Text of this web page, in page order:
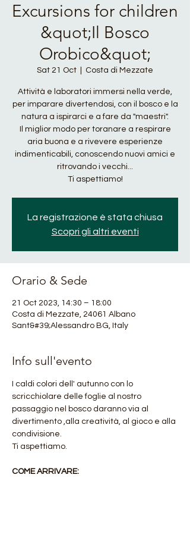
Excursions for children
&quot;Il Bosco
Orobico&quot;
Sat 21 Oct Costa di Mezzate
Attività e laboratori immersi nella verde,
per imparare divertendosi, con il bosco e la
natura a ispirarci e a fare da "maestri".
Il miglior modo per toranare a respirare
aria buona e a rivevere esperienze
indimenticabili, conoscendo nuovi amici e
ritrovando i vecchi...
Ti aspettiamo!
La registrazione è stata chiusa
Scopri gli altri eventi
Orario & Sede
21 Oct 2023, 14:30 – 18:00
Costa di Mezzate, 24061 Albano
Sant&#39;Alessandro BG, Italy
Info sull'evento
I caldi colori dell' autunno con lo
scricchiolare delle foglie al nostro
passaggio nel bosco daranno via al
divertimento ,alla creatività, al gioco e alla
condivisione.
Ti aspettiamo.
COME ARRIVARE: